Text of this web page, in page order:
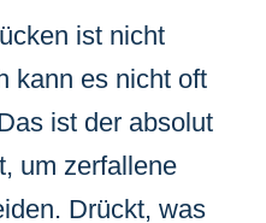
ist nicht
kann es nicht oft
ist der absolut
um zerfallene
Drückt, was